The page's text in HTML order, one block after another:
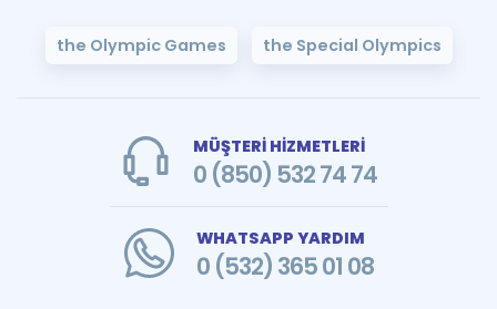
the Olympic Games the Special Olympics
MÜŞTERİ HİZMETLERİ
0 (850) 532 74 74
WHATSAPP YARDIM
0 (532) 365 01 08